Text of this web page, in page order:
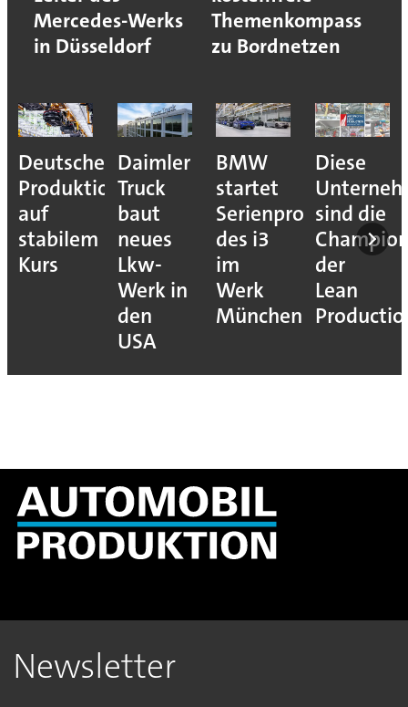
Mercedes-Werks
in Düsseldorf
Themenkompass
zu Bordnetzen
Deutsche
Produktion
auf
stabilem
Kurs
Daimler
Truck
baut
neues
Lkw-
Werk in
den
USA
BMW
startet
Serienproduktion
des i3
im
Werk
München
Diese
sind die
der
Lean
Newsletter